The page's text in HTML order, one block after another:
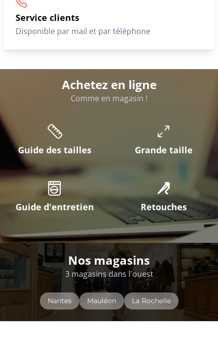
Service clients
Disponible par mail et par téléphone
Achetez en ligne
Comme en magasin !
Guide des tailles Grande taille
Guide d'entretien Retouches
Nos magasins
3 magasins dans l'ouest
Nantes Mauléon La Rochelle